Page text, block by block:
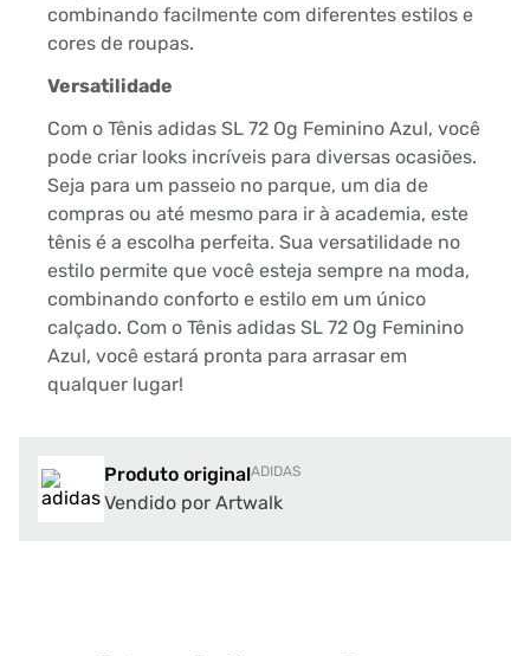
combinando facilmente com diferentes estilos e
cores de roupas.
Versatilidade
Com o Tênis adidas SL 72 Og Feminino Azul, você
pode criar looks incríveis para diversas ocasiões.
Seja para um passeio no parque, um dia de
compras ou até mesmo para ir à academia, este
tênis é a escolha perfeita. Sua versatilidade no
estilo permite que você esteja sempre na moda,
combinando conforto e estilo em um único
calçado. Com o Tênis adidas SL 72 Og Feminino
Azul, você estará pronta para arrasar em
qualquer lugar!
Produto originalADIDAS
Vendido por Artwalk